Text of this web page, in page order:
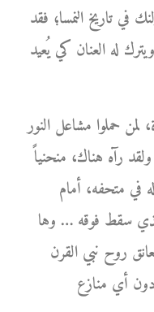
في تاريخ النمسا؛ فقد
له العنان كي يُعيد
لمن حملوا مشاعل النور
رآه هناك، منحنياً
في متحفه، أمام
سقط فوقه … وها
روح نبي القرن